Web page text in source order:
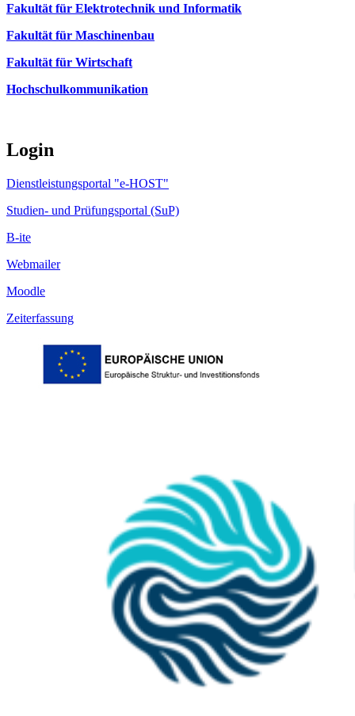
Fakultät für Elektrotechnik und Informatik
Fakultät für Maschinenbau
Fakultät für Wirtschaft
Hochschulkommunikation
Login
Dienstleistungsportal "e-HOST"
Studien- und Prüfungsportal (SuP)
B-ite
Webmailer
Moodle
Zeiterfassung